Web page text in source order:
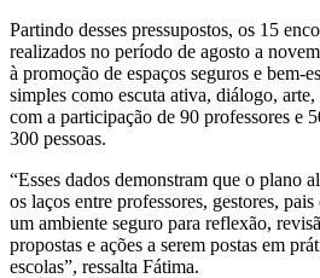
Partindo desses pressupostos, os 15
realizados no período de agosto a
à promoção de espaços seguros e bem-
simples como escuta ativa, diálogo,
com a participação de 90 professores e
300 pessoas.
“Esses dados demonstram que o plano
os laços entre professores, gestores,
um ambiente seguro para reflexão,
propostas e ações a serem postas em
escolas”, ressalta Fátima.